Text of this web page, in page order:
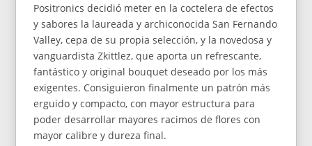
cantidad
Positronics decidió meter en la coctelera de efectos
y sabores la laureada y archiconocida San Fernando
Valley, cepa de su propia selección, y la novedosa y
vanguardista Zkittlez, que aporta un refrescante,
fantástico y original bouquet deseado por los más
exigentes. Consiguieron finalmente un patrón más
erguido y compacto, con mayor estructura para
poder desarrollar mayores racimos de flores con
mayor calibre y dureza final.